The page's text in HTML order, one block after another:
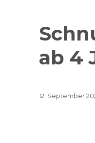
ab 4
Veröffentlicht
12. September